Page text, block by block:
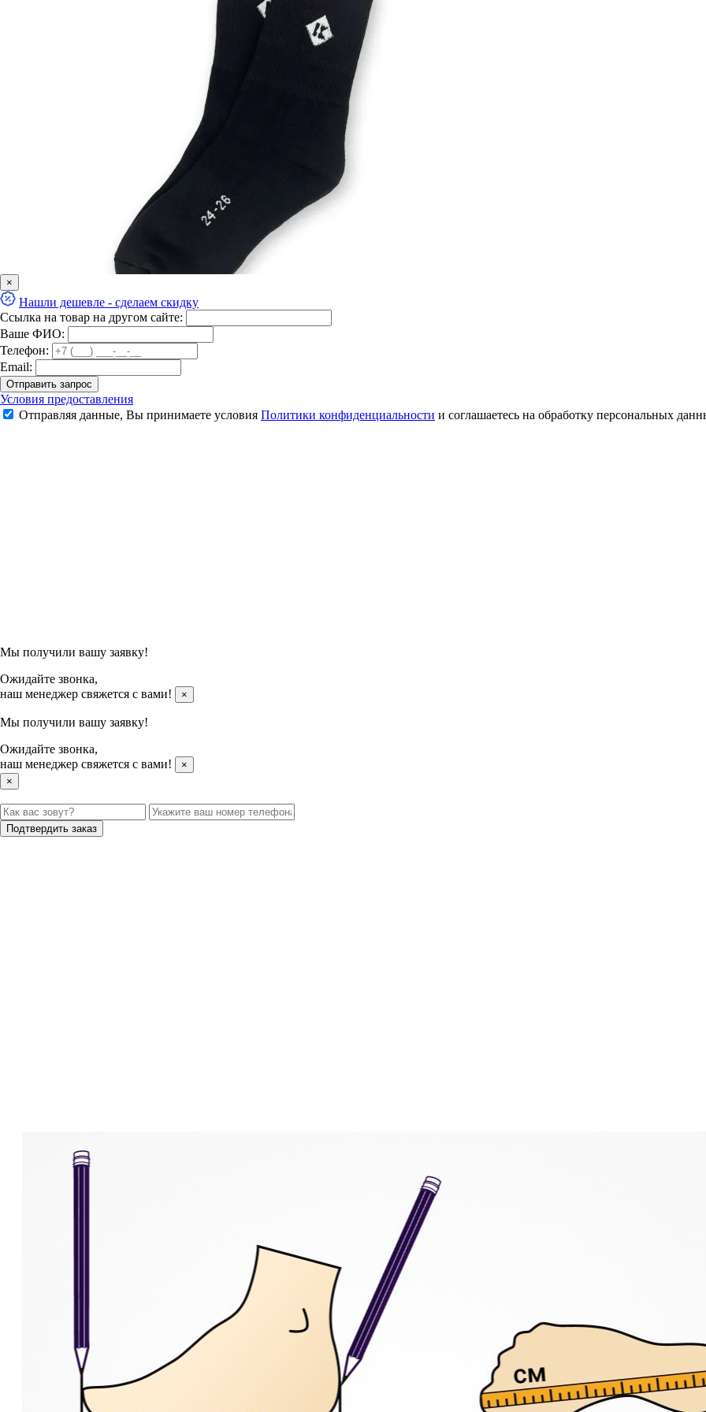
Носки Kumpoo KSO-408 (Black)
350 ₽
×
Нашли дешевле - сделаем скидку
Ссылка на товар на другом сайте:
Ваше ФИО:
Телефон:
Email:
Отправить запрос
Условия предоставления
Отправляя данные, Вы принимаете условия Политики конфиденциальности и соглашаетесь на обработку персональных
Мы получили вашу заявку!
Ожидайте звонка,
наш менеджер свяжется с вами!
×
Мы получили вашу заявку!
Ожидайте звонка,
наш менеджер свяжется с вами!
×
×
Подтвердить заказ